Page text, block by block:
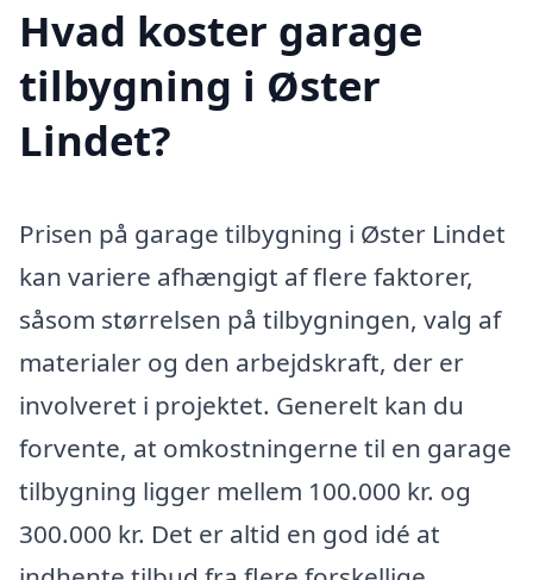
Hvad koster garage
tilbygning i Øster
Lindet?
Prisen på garage tilbygning i Øster Lindet
kan variere afhængigt af flere faktorer,
såsom størrelsen på tilbygningen, valg af
materialer og den arbejdskraft, der er
involveret i projektet. Generelt kan du
forvente, at omkostningerne til en garage
tilbygning ligger mellem 100.000 kr. og
300.000 kr. Det er altid en god idé at